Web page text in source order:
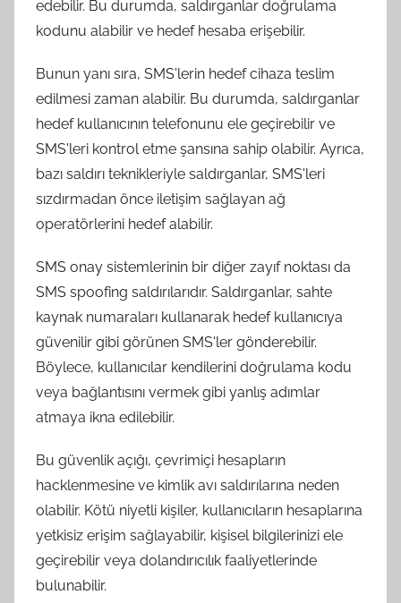
edebilir. Bu durumda, saldırganlar doğrulama
kodunu alabilir ve hedef hesaba erişebilir.
Bunun yanı sıra, SMS'lerin hedef cihaza teslim
edilmesi zaman alabilir. Bu durumda, saldırganlar
hedef kullanıcının telefonunu ele geçirebilir ve
SMS'leri kontrol etme şansına sahip olabilir. Ayrıca,
bazı saldırı teknikleriyle saldırganlar, SMS'leri
sızdırmadan önce iletişim sağlayan ağ
operatörlerini hedef alabilir.
SMS onay sistemlerinin bir diğer zayıf noktası da
SMS spoofing saldırılarıdır. Saldırganlar, sahte
kaynak numaraları kullanarak hedef kullanıcıya
güvenilir gibi görünen SMS'ler gönderebilir.
Böylece, kullanıcılar kendilerini doğrulama kodu
veya bağlantısını vermek gibi yanlış adımlar
atmaya ikna edilebilir.
Bu güvenlik açığı, çevrimiçi hesapların
hacklenmesine ve kimlik avı saldırılarına neden
olabilir. Kötü niyetli kişiler, kullanıcıların hesaplarına
yetkisiz erişim sağlayabilir, kişisel bilgilerinizi ele
geçirebilir veya dolandırıcılık faaliyetlerinde
bulunabilir.